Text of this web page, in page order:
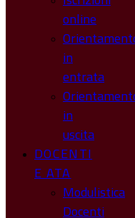
online
in
entrata
in
uscita
DOCENTI
E ATA
Modulistica
Docenti